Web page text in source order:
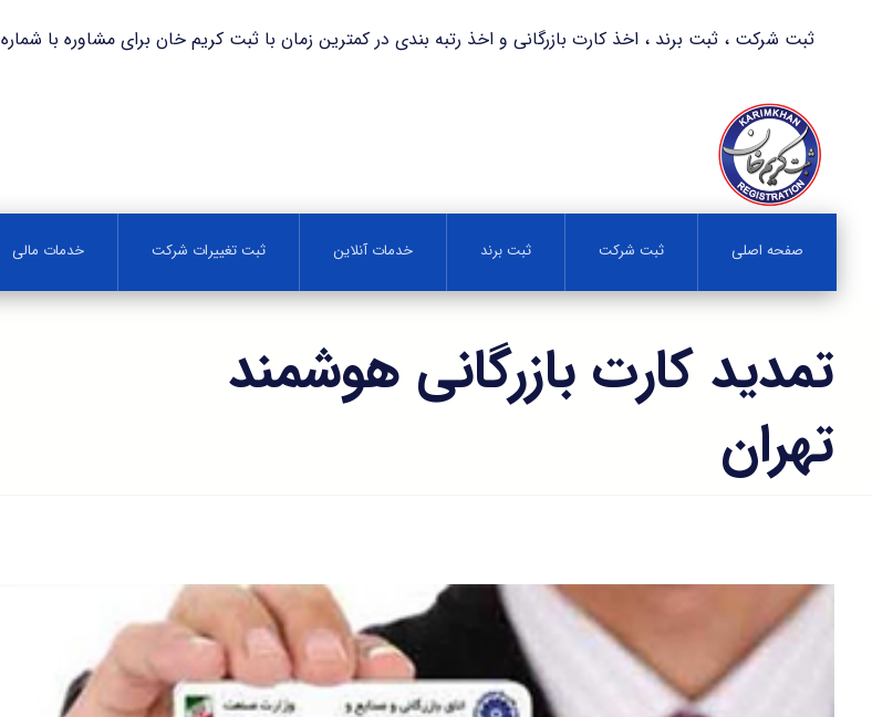
ثبت شرکت ، ثبت برند ، اخذ کارت بازرگانی و اخذ رتبه بندی در کمترین زمان با ثبت کریم خان برای مشاوره با شماره ۸۷۱۴۶ تماس حاصل فرمایید.
صفحه اصلی ثبت شرکت ثبت برند خدمات آنلاین ثبت تغییرات شرکت خدمات مالی
تمدید کارت بازرگانی هوشمند
تهران